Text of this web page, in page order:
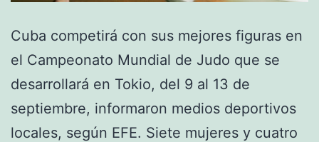
Cuba competirá con sus mejores figuras en
el Campeonato Mundial de Judo que se
desarrollará en Tokio, del 9 al 13 de
septiembre, informaron medios deportivos
locales, según EFE. Siete mujeres y cuatro